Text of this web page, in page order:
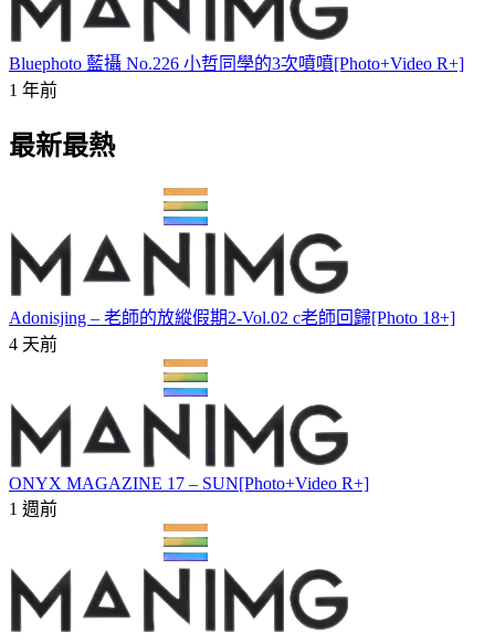
Bluephoto 藍攝 No.226 小哲同學的3次噴噴[Photo+Video R+]
1 年前
最新最熱
Adonisjing – 老師的放縱假期2-Vol.02 c老師回歸[Photo 18+]
4 天前
ONYX MAGAZINE 17 – SUN[Photo+Video R+]
1 週前